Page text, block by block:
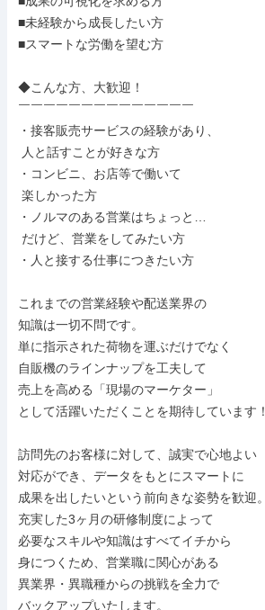
■未経験から成長したい方
■スマートな労働を望む方
◆こんな方、大歓迎！
￣￣￣￣￣￣￣￣￣￣￣￣￣￣
・接客販売サービスの経験があり、
・コンビニ、お店等で働いて
・ノルマのある営業はちょっと…
・人と接する仕事につきたい方
これまでの営業経験や配送業界の
知識は一切不問です。
単に指示された荷物を運ぶだけでなく
自販機のラインナップを工夫して
売上を高める「現場のマーケター」
として活躍いただくことを期待しています！
訪問先のお客様に対して、誠実で心地よい
対応ができ、データをもとにスマートに
成果を出したいという前向きな姿勢を歓迎。
充実した3ヶ月の研修制度によって
必要なスキルや知識はすべてイチから
身につくため、営業職に関心がある
異業界・異職種からの挑戦を全力で
バックアップいたします。